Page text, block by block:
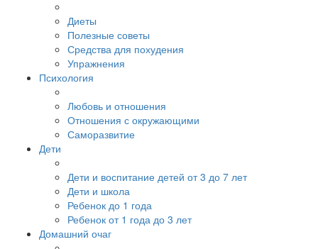
Диеты
Полезные советы
Средства для похудения
Упражнения
Психология
Любовь и отношения
Отношения с окружающими
Саморазвитие
Дети
Дети и воспитание детей от 3 до 7 лет
Дети и школа
Ребенок до 1 года
Ребенок от 1 года до 3 лет
Домашний очаг